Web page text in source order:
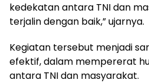
kedekatan antara TNI dan
terjalin dengan baik,” ujarnya.
Kegiatan tersebut menjadi
efektif, dalam mempererat
antara TNI dan masyarakat.